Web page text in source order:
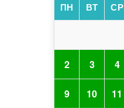
ПН ВТ СР
2 3 4
9 10 11